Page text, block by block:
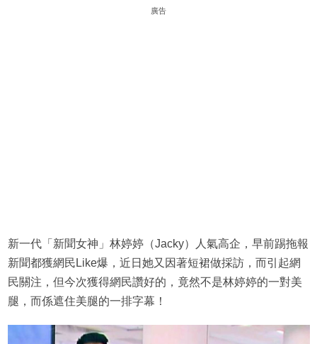
廣告
新一代「新聞女神」林婷婷（Jacky）人氣高企，早前踢拖報
新聞都獲網民Like爆，近日她又因著短裙做採訪，而引起網
民關注，但今次獲得網民讚好的，竟然不是林婷婷的一對美
腿，而係遮住美腿的一排字幕！